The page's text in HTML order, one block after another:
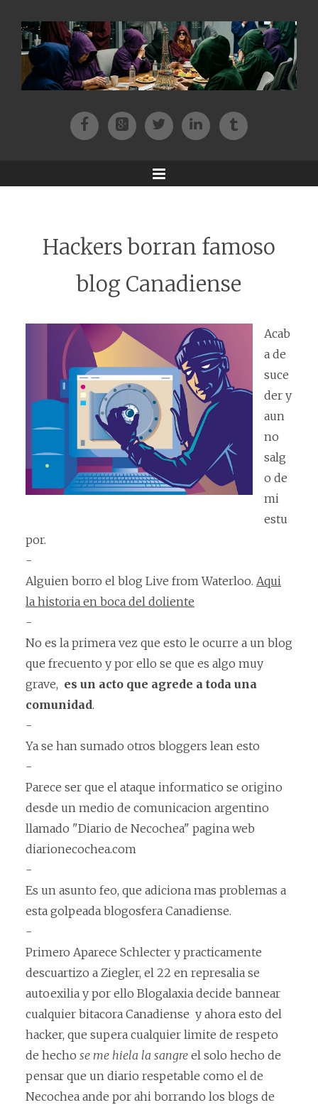
FacebookPatreonTwitterInstagram
Tik-tok
Menu
Hackers borran famoso
blog Canadiense
Acab
a de
suce
der y
aun
no
salg
o de
mi
estu
por.
-
Alguien borro el blog Live from Waterloo. Aqui
la historia en boca del doliente
-
No es la primera vez que esto le ocurre a un blog
que frecuento y por ello se que es algo muy
grave, es un acto que agrede a toda una
comunidad.
-
Ya se han sumado otros bloggers lean esto
-
Parece ser que el ataque informatico se origino
desde un medio de comunicacion argentino
llamado "Diario de Necochea" pagina web
diarionecochea.com
-
Es un asunto feo, que adiciona mas problemas a
esta golpeada blogosfera Canadiense.
-
Primero Aparece Schlecter y practicamente
descuartizo a Ziegler, el 22 en represalia se
autoexilia y por ello Blogalaxia decide bannear
cualquier bitacora Canadiense y ahora esto del
hacker, que supera cualquier limite de respeto
de hecho se me hiela la sangre el solo hecho de
pensar que un diario respetable como el de
Necochea ande por ahi borrando los blogs de